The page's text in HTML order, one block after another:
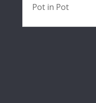
Pot in Pot